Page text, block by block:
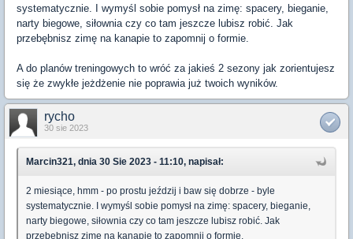
systematycznie. I wymyśl sobie pomysł na zimę: spacery, bieganie,
narty biegowe, siłownia czy co tam jeszcze lubisz robić. Jak
przebębnisz zimę na kanapie to zapomnij o formie.
A do planów treningowych to wróć za jakieś 2 sezony jak zorientujesz
się że zwykłe jeżdżenie nie poprawia już twoich wyników.
rycho
30 sie 2023
Marcin321, dnia 30 Sie 2023 - 11:10, napisał:
2 miesiące, hmm - po prostu jeździj i baw się dobrze - byle
systematycznie. I wymyśl sobie pomysł na zimę: spacery, bieganie,
narty biegowe, siłownia czy co tam jeszcze lubisz robić. Jak
przebębnisz zimę na kanapie to zapomnij o formie.